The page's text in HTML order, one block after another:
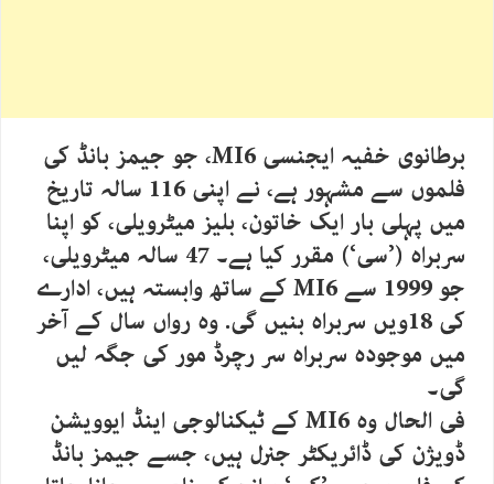
برطانوی خفیہ ایجنسی MI6، جو جیمز بانڈ کی
فلموں سے مشہور ہے، نے اپنی 116 سالہ تاریخ
میں پہلی بار ایک خاتون، بلیز میٹرویلی، کو اپنا
سربراہ (’سی‘) مقرر کیا ہے۔ 47 سالہ میٹرویلی،
جو 1999 سے MI6 کے ساتھ وابستہ ہیں، ادارے
کی 18ویں سربراہ بنیں گی. وہ رواں سال کے آخر
میں موجودہ سربراہ سر رچرڈ مور کی جگہ لیں
گی۔
فی الحال وہ MI6 کے ٹیکنالوجی اینڈ ایوویشن
ڈویژن کی ڈائریکٹر جنرل ہیں، جسے جیمز بانڈ